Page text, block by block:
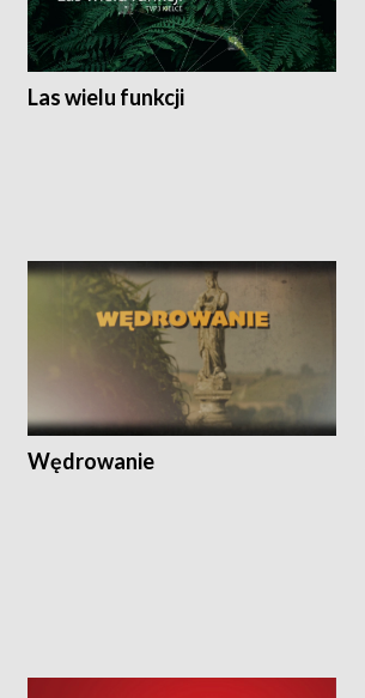
Las wielu funkcji
Wędrowanie